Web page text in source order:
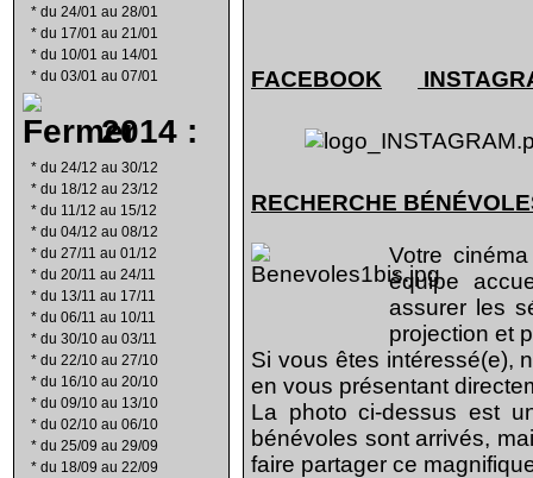
* du 24/01 au 28/01
* du 17/01 au 21/01
* du 10/01 au 14/01
* du 03/01 au 07/01
2014 :
* du 24/12 au 30/12
* du 18/12 au 23/12
* du 11/12 au 15/12
* du 04/12 au 08/12
* du 27/11 au 01/12
* du 20/11 au 24/11
* du 13/11 au 17/11
* du 06/11 au 10/11
* du 30/10 au 03/11
* du 22/10 au 27/10
* du 16/10 au 20/10
* du 09/10 au 13/10
* du 02/10 au 06/10
* du 25/09 au 29/09
* du 18/09 au 22/09
FACEBOOK
RECHERCHE BÉNÉ
Votre
équipe
assurer les
projection et
Si vous êtes intéressé(e),
en vous présentant
La photo ci-dessus est
bénévoles sont arrivés,
faire partager ce